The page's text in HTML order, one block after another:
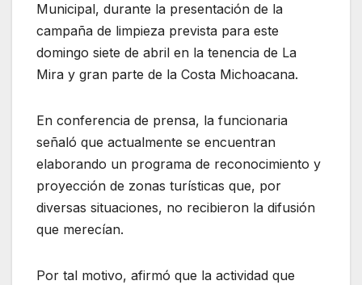
Municipal, durante la presentación de la
campaña de limpieza prevista para este
domingo siete de abril en la tenencia de La
Mira y gran parte de la Costa Michoacana.
En conferencia de prensa, la funcionaria
señaló que actualmente se encuentran
elaborando un programa de reconocimiento y
proyección de zonas turísticas que, por
diversas situaciones, no recibieron la difusión
que merecían.
Por tal motivo, afirmó que la actividad que